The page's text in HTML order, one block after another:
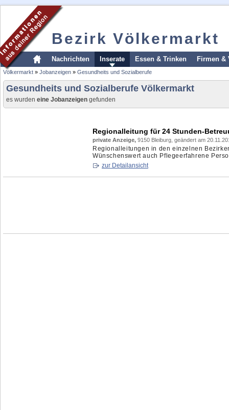
Bezirk Völkermarkt
Nachrichten Inserate Essen & Trinken Firmen &
Völkermarkt » Jobanzeigen » Gesundheits und Sozialberufe
Gesundheits und Sozialberufe Völkermarkt
es wurden eine Jobanzeigen gefunden
Regionalleitung für 24 Stunden-
private Anzeige, 9150 Bleiburg, geändert am
Regionalleitungen in den einzelnen
Wünschenswert auch Pflegeerfahrene
zur Detailansicht